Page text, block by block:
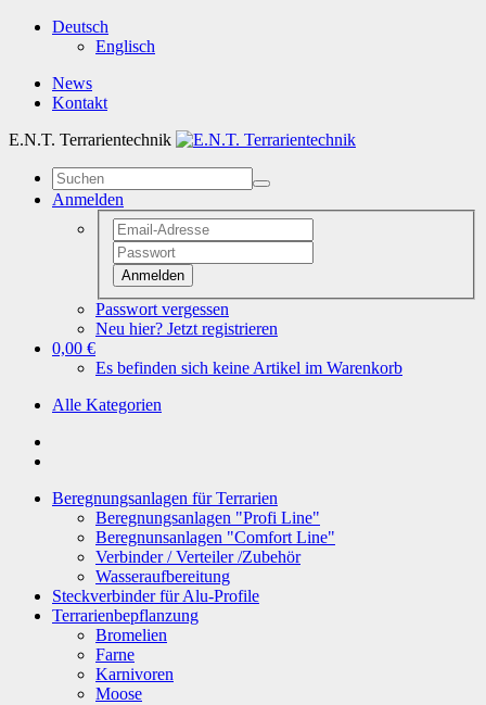
Deutsch
Englisch
News
Kontakt
E.N.T. Terrarientechnik
Anmelden
Anmelden
Passwort vergessen
Neu hier? Jetzt registrieren
0,00 €
Es befinden sich keine Artikel im Warenkorb
Alle Kategorien
Beregnungsanlagen für Terrarien
Beregnungsanlagen "Profi Line"
Beregnunsanlagen "Comfort Line"
Verbinder / Verteiler /Zubehör
Wasseraufbereitung
Steckverbinder für Alu-Profile
Terrarienbepflanzung
Bromelien
Farne
Karnivoren
Moose